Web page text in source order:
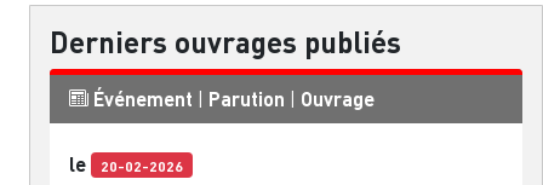
Derniers ouvrages publiés
Événement | Parution | Ouvrage
le 20-02-2026